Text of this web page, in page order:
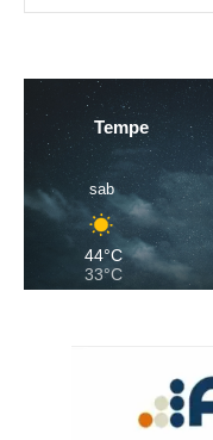
Tempe
sab
44°C
33°C